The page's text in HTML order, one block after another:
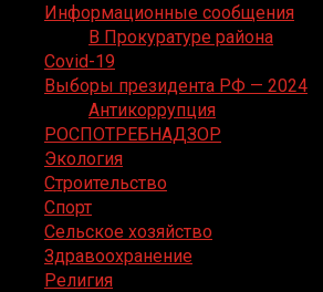
Информационные сообщения
В Прокуратуре района
Covid-19
Выборы президента РФ — 2024
Антикоррупция
РОСПОТРЕБНАДЗОР
Экология
Строительство
Спорт
Сельское хозяйство
Здравоохранение
Религия